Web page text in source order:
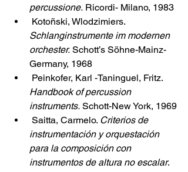
percussione. Ricordi- Milano, 1983
Kotoñski, Wlodzimiers.
Schlanginstrumente im modernen
orchester. Schott’s Söhne-Mainz-
Germany, 1968
Peinkofer, Karl -Taninguel, Fritz.
Handbook of percussion
instruments. Schott-New York, 1969
Saitta, Carmelo. Criterios de
instrumentación y orquestación
para la composición con
instrumentos de altura no escalar.